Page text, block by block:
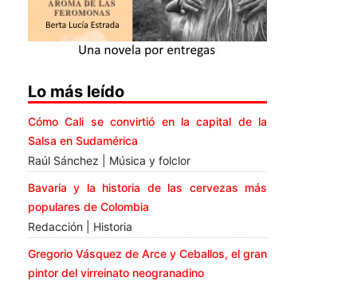
Lo más leído
Cómo Cali se convirtió en la capital de la
Salsa en Sudamérica
Raúl Sánchez | Música y folclor
Bavaria y la historia de las cervezas más
populares de Colombia
Redacción | Historia
Gregorio Vásquez de Arce y Ceballos, el gran
pintor del virreinato neogranadino